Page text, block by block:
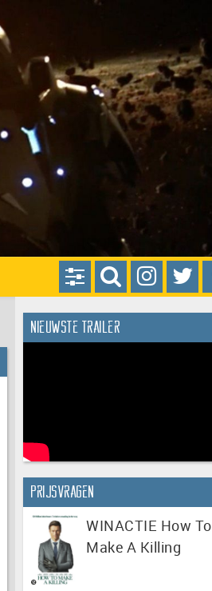
Nieuwste trailer
Prijsvragen
WINACTIE How To
Make A Killing